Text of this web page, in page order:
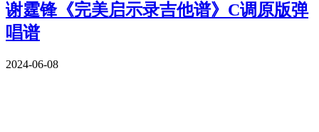
谢霆锋《完美启示录吉他谱》C调原版弹
唱谱
2024-06-08